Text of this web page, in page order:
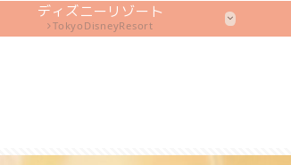
ディズニーリゾート
TokyoDisneyResort